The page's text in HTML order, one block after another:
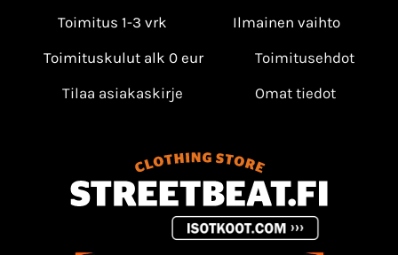
Toimitus 1-3 vrk
Ilmainen vaihto
Toimituskulut alk 0 eur
Toimitusehdot
Tilaa asiakaskirje
Omat tiedot